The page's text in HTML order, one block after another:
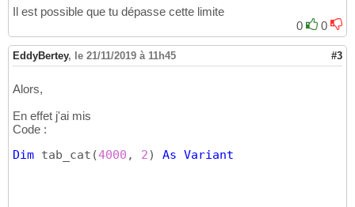
33
End Sub
Il est possible que tu dépasse cette limite
0
0
EddyBertey, le 21/11/2019 à 11h45 #3
Alors,
En effet j'ai mis
Code :
Dim tab_cat (4000 , 2) As Variant